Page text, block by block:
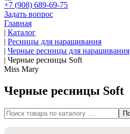
+7 (908) 689-69-75
Задать вопрос
Главная
| Каталог
| Ресницы для наращивания
| Черные ресницы для наращивания
| Черные ресницы Soft
Miss Mary
Черные ресницы Soft